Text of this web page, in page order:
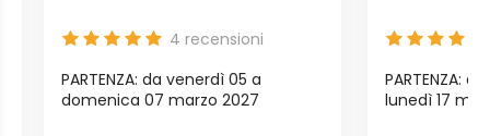
4 recensioni
PARTENZA: da venerdì 05 a
domenica 07 marzo 2027
PARTENZA:
lunedì 17